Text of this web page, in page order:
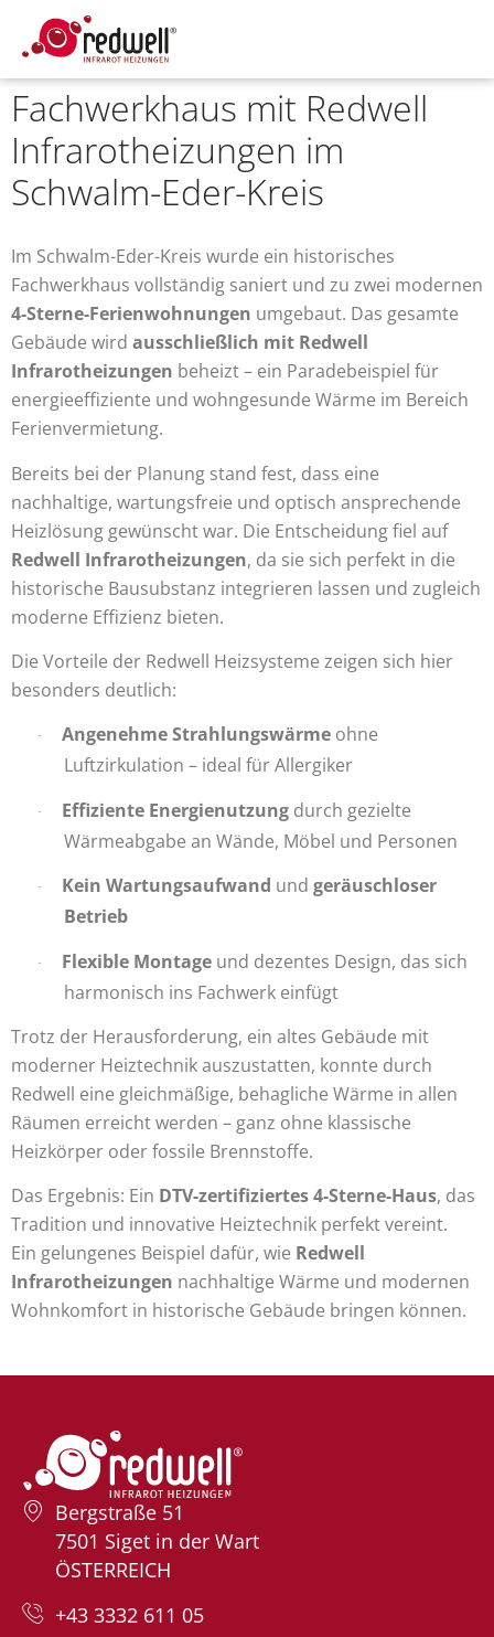
Fachwerkhaus mit Redwell
Infrarotheizungen im
Schwalm-Eder-Kreis
Im Schwalm-Eder-Kreis wurde ein historisches
Fachwerkhaus vollständig saniert und zu zwei modernen
4-Sterne-Ferienwohnungen umgebaut. Das gesamte
Gebäude wird ausschließlich mit Redwell
Infrarotheizungen beheizt – ein Paradebeispiel für
energieeffiziente und wohngesunde Wärme im Bereich
Ferienvermietung.
Bereits bei der Planung stand fest, dass eine
nachhaltige, wartungsfreie und optisch ansprechende
Heizlösung gewünscht war. Die Entscheidung fiel auf
Redwell Infrarotheizungen, da sie sich perfekt in die
historische Bausubstanz integrieren lassen und zugleich
moderne Effizienz bieten.
Die Vorteile der Redwell Heizsysteme zeigen sich hier
besonders deutlich:
· Angenehme Strahlungswärme ohne
Luftzirkulation – ideal für Allergiker
· Effiziente Energienutzung durch gezielte
Wärmeabgabe an Wände, Möbel und Personen
· Kein Wartungsaufwand und geräuschloser
Betrieb
· Flexible Montage und dezentes Design, das sich
harmonisch ins Fachwerk einfügt
Trotz der Herausforderung, ein altes Gebäude mit
moderner Heiztechnik auszustatten, konnte durch
Redwell eine gleichmäßige, behagliche Wärme in allen
Räumen erreicht werden – ganz ohne klassische
Heizkörper oder fossile Brennstoffe.
Das Ergebnis: Ein DTV-zertifiziertes 4-Sterne-Haus, das
Tradition und innovative Heiztechnik perfekt vereint.
Ein gelungenes Beispiel dafür, wie Redwell
Infrarotheizungen nachhaltige Wärme und modernen
Wohnkomfort in historische Gebäude bringen können.
Bergstraße 51
7501 Siget in der Wart
ÖSTERREICH
+43 3332 611 05